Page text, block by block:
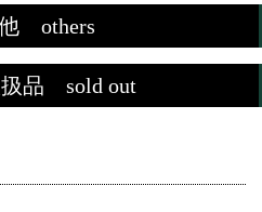
others
品 sold out